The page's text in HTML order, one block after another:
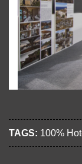
TAGS: 100%